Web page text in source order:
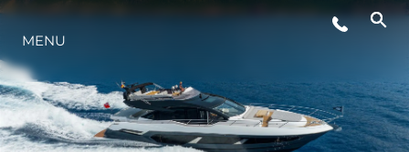
ETKINLIKLER
YAŞAM ŞEKLİ
YENILIK
MENU